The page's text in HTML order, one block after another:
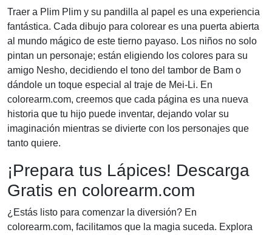
Traer a Plim Plim y su pandilla al papel es una experiencia
fantástica. Cada dibujo para colorear es una puerta abierta
al mundo mágico de este tierno payaso. Los niños no solo
pintan un personaje; están eligiendo los colores para su
amigo Nesho, decidiendo el tono del tambor de Bam o
dándole un toque especial al traje de Mei-Li. En
colorearm.com, creemos que cada página es una nueva
historia que tu hijo puede inventar, dejando volar su
imaginación mientras se divierte con los personajes que
tanto quiere.
¡Prepara tus Lápices! Descarga
Gratis en colorearm.com
¿Estás listo para comenzar la diversión? En
colorearm.com, facilitamos que la magia suceda. Explora